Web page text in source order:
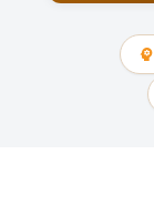
psychology